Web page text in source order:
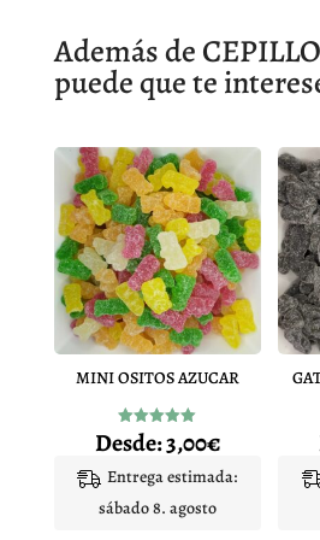
Además de
puede que te
MINI OSITOS AZUCAR
Valorado
con
de 5
Desde:3,00€
Entrega estimada:
sábado 8. agosto